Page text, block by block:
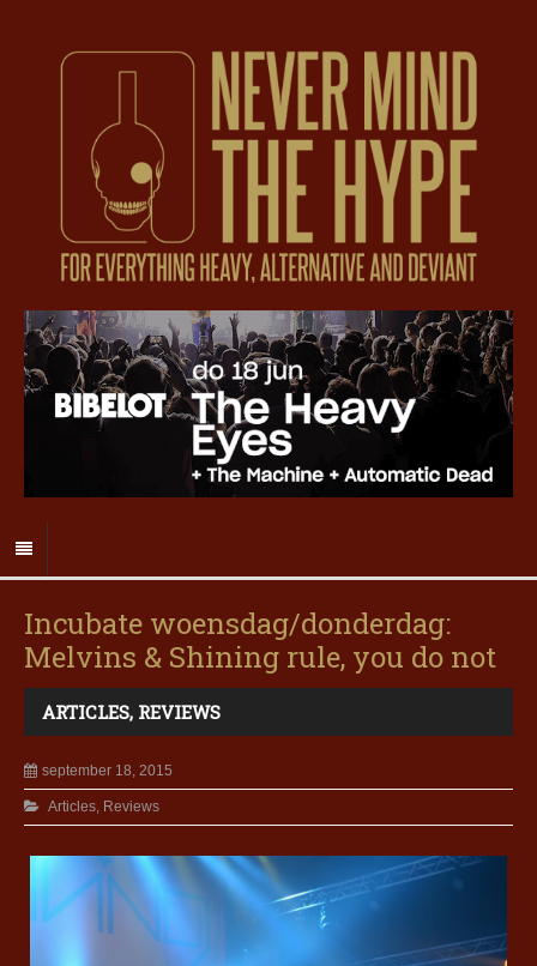
Incubate woensdag/donderdag:
Melvins & Shining rule, you do not
ARTICLES, REVIEWS
september 18, 2015
Articles, Reviews